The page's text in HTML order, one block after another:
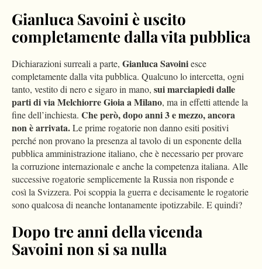
Gianluca Savoini è uscito
completamente dalla vita pubblica
Dichiarazioni surreali a parte, Gianluca Savoiniesce
completamente dalla vita pubblica. Qualcuno lo intercetta, ogni
tanto, vestito di nero e sigaro in mano, sui marciapiedi dalle
parti di via Melchiorre Gioia a Milano, ma in effetti attende la
fine dell’inchiesta. Che però, dopo anni 3 e mezzo, ancora
non è arrivata.Le prime rogatorie non danno esiti positivi
perché non provano la presenza al tavolo di un esponente della
pubblica amministrazione italiano, che è necessario per provare
la corruzione internazionale e anche la competenza italiana. Alle
successive rogatorie semplicemente la Russia non risponde e
così la Svizzera. Poi scoppia la guerra e decisamente le rogatorie
sono qualcosa di neanche lontanamente ipotizzabile. E quindi?
Dopo tre anni della vicenda
Savoini non si sa nulla